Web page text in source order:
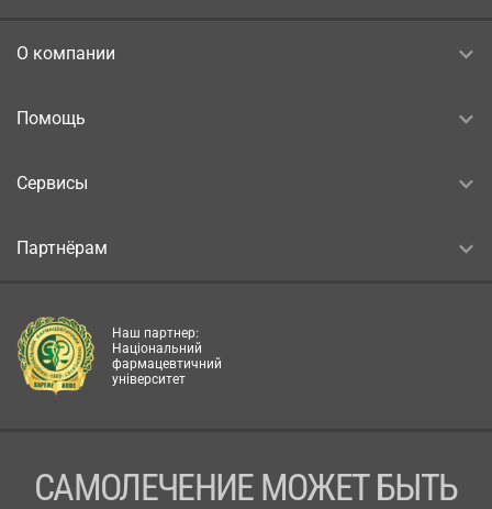
О компании
Помощь
Сервисы
Партнёрам
Наш партнер:
Національний
фармацевтичний
університет
САМОЛЕЧЕНИЕ МОЖЕТ БЫТЬ